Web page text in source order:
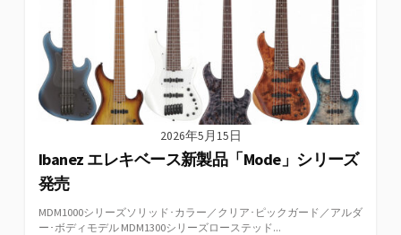
2026年5月15日
Ibanez エレキベース新製品「Mode」シリーズ
発売
MDM1000シリーズソリッド･カラー／クリア･ピックガード／アルダ
ー･ボディモデル MDM1300シリーズローステッド...